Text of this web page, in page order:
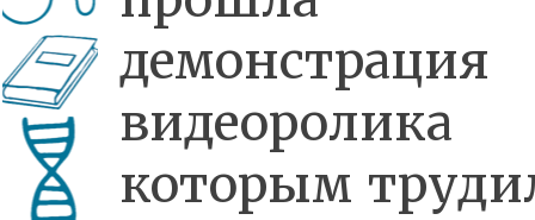
демонстрация
видеоролика
которым